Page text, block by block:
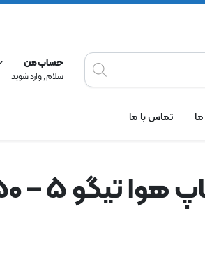
حساب من
سلام , وارد شوید
تماس با ما